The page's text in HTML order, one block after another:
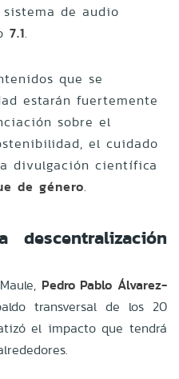
de audio
7.1.
que se
estarán fuertemente
sobre el
el cuidado
divulgación científica
de género.
Pedro Pablo Álvarez-
transversal de los 20
el impacto que tendrá
.